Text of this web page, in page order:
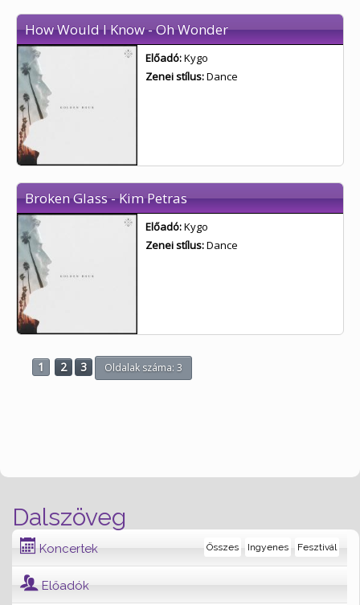
Dalszöveg
Koncertek Fesztivál
Ingyenes
Összes
Előadók
How Would I Know - Oh Wonder
Előadó:Kygo
Zenei stílus:Dance
Broken Glass - Kim Petras
Előadó:Kygo
Zenei stílus:Dance
1 2 3 Oldalak száma: 3